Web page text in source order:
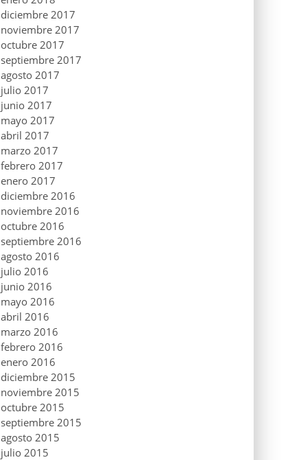
diciembre 2017
noviembre 2017
octubre 2017
septiembre 2017
agosto 2017
julio 2017
junio 2017
mayo 2017
abril 2017
marzo 2017
febrero 2017
enero 2017
diciembre 2016
noviembre 2016
octubre 2016
septiembre 2016
agosto 2016
julio 2016
junio 2016
mayo 2016
abril 2016
marzo 2016
febrero 2016
enero 2016
diciembre 2015
noviembre 2015
octubre 2015
septiembre 2015
agosto 2015
julio 2015